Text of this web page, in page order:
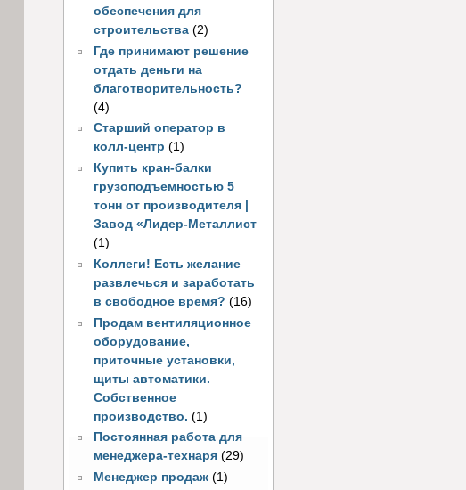
обеспечения для
строительства (2)
Где принимают решение
отдать деньги на
благотворительность?
(4)
Старший оператор в
колл-центр (1)
Купить кран-балки
грузоподъемностью 5
тонн от производителя |
Завод «Лидер-Металлист
(1)
Коллеги! Есть желание
развлечься и заработать
в свободное время? (16)
Продам вентиляционное
оборудование,
приточные установки,
щиты автоматики.
Собственное
производство. (1)
Постоянная работа для
менеджера-технаря (29)
Менеджер продаж (1)